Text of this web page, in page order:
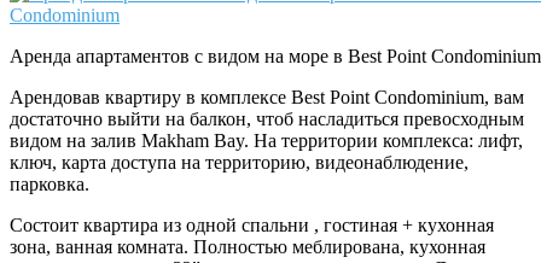
Аренда апартаментов с видом на море в Best Point Condominium
Арендовав квартиру в комплексе Best Point Condominium, вам
достаточно выйти на балкон, чтоб насладиться превосходным
видом на залив Makham Bay. На территории комплекса: лифт,
ключ, карта доступа на территорию, видеонаблюдение,
парковка.
Состоит квартира из одной спальни , гостиная + кухонная
зона, ванная комната. Полностью меблирована, кухонная